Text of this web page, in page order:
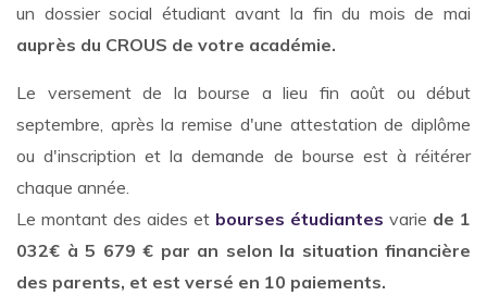
un dossier social étudiant avant la fin du mois de mai
auprès du CROUS de votre académie.
Le versement de la bourse a lieu fin août ou début
septembre, après la remise d'une attestation de diplôme
ou d'inscription et la demande de bourse est à réitérer
chaque année.
Le montant des aides et bourses étudiantes varie de 1
032€ à 5 679 € par an selon la situation financière
des parents, et est versé en 10 paiements.